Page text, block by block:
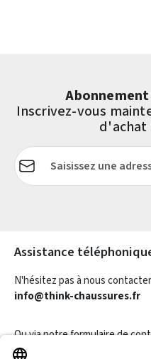
Inscrivez-vous
d'achat
Adresse e-mail*
Assistance
N'hésitez pas à nous
info@think-chaussures.fr
Ou via notreformulaire de